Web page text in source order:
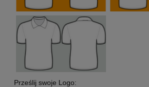
Prześlij swoje Logo: